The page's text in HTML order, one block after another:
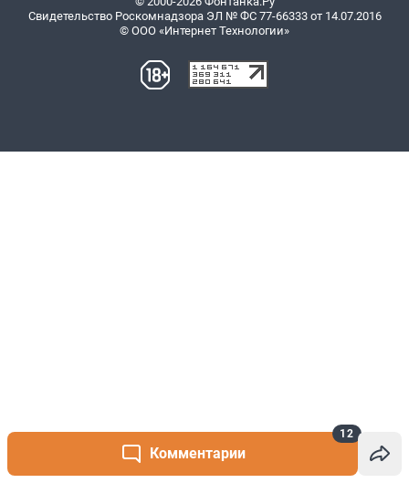
Комментарии
12